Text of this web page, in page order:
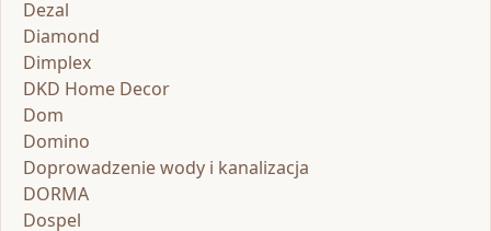
Dezal
Diamond
Dimplex
DKD Home Decor
Dom
Domino
Doprowadzenie wody i kanalizacja
DORMA
Dospel